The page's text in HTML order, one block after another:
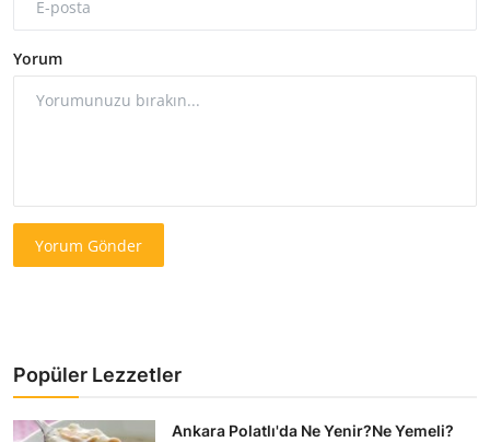
Yorum
Yorum Gönder
Popüler Lezzetler
Ankara Polatlı'da Ne Yenir?Ne Yemeli?